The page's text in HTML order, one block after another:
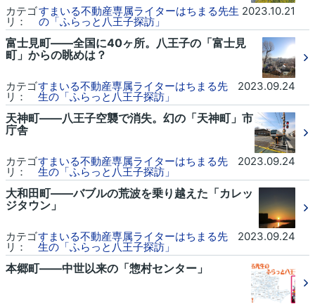
カテゴ
リ：
すまいる不動産専属ライターはちまる先生
の「ふらっと八王子探訪」
2023.10.21
富士見町――全国に40ヶ所。八王子の「富士見
町」からの眺めは？
カテゴ
リ：
すまいる不動産専属ライターはちまる先
生の「ふらっと八王子探訪」
2023.09.24
天神町――八王子空襲で消失。幻の「天神町」市
庁舎
カテゴ
リ：
すまいる不動産専属ライターはちまる先
生の「ふらっと八王子探訪」
2023.09.24
大和田町――バブルの荒波を乗り越えた「カレッ
ジタウン」
カテゴ
リ：
すまいる不動産専属ライターはちまる先
生の「ふらっと八王子探訪」
2023.09.24
本郷町――中世以来の「惣村センター」